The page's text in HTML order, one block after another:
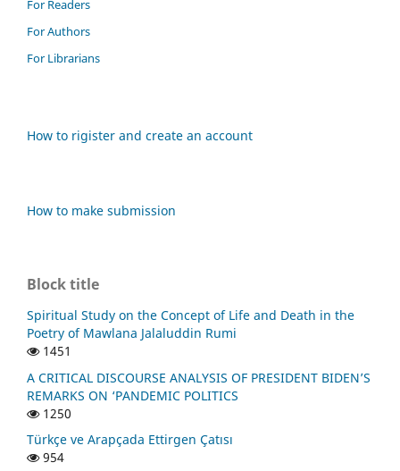
For Readers
For Authors
For Librarians
How to rigister and create an account
How to make submission
Block title
Spiritual Study on the Concept of Life and Death in the
Poetry of Mawlana Jalaluddin Rumi
1451
A CRITICAL DISCOURSE ANALYSIS OF PRESIDENT BIDEN’S
REMARKS ON ‘PANDEMIC POLITICS
1250
Türkçe ve Arapçada Ettirgen Çatısı
954